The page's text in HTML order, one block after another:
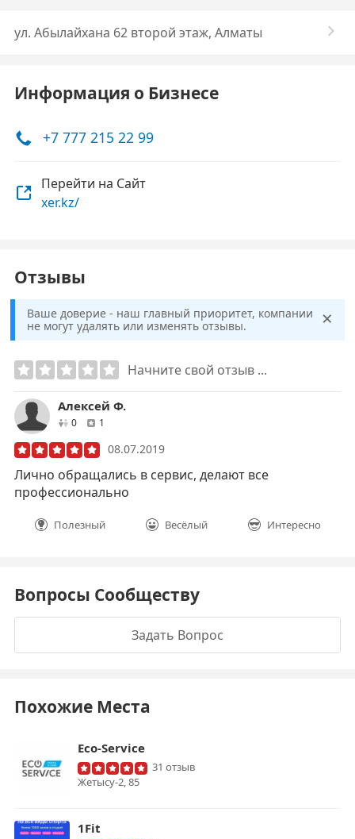
ул. Абылайхана 62 второй этаж, Алматы
Информация о Бизнесе
+7 777 215 22 99
Перейти на Сайт
xer.kz/
Отзывы
Ваше доверие - наш главный приоритет, компании
не могут удалять или изменять отзывы.
×
Начните свой отзыв ...
Алексей Ф.
0друзей1
08.07.2019
Лично обращались в сервис, делают все
профессионально
Полезный Весёлый Интересно
Вопросы Сообществу
Задать Вопрос
Похожие Места
Eco-Service
31 отзыв
Жетысу-2, 85
1Fit